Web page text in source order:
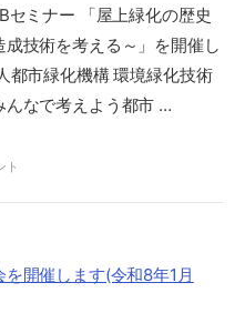
セミナー 「屋上緑化の歴史
成技術を考える～」を開催し
市緑化機構 環境緑化技術
んなで考えよう都市 …
ト
開催します(令和8年1月